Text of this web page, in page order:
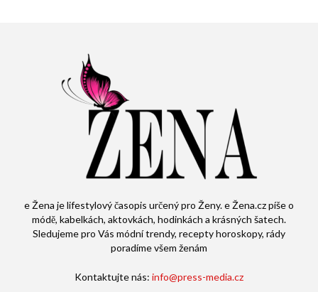
e Žena je lifestylový časopis určený pro Ženy. e Žena.cz píše o
módě, kabelkách, aktovkách, hodinkách a krásných šatech.
Sledujeme pro Vás módní trendy, recepty horoskopy, rády
poradíme všem ženám
Kontaktujte nás: info@press-media.cz